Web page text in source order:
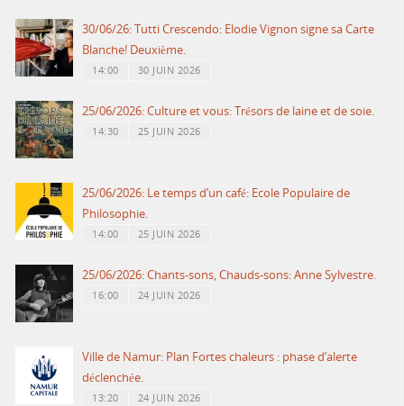
30/06/26: Tutti Crescendo: Elodie Vignon signe sa Carte
Blanche! Deuxième.
14:00 30 JUIN 2026
25/06/2026: Culture et vous: Trésors de laine et de soie.
14:30 25 JUIN 2026
25/06/2026: Le temps d’un café: Ecole Populaire de
Philosophie.
14:00 25 JUIN 2026
25/06/2026: Chants-sons, Chauds-sons: Anne Sylvestre.
16:00 24 JUIN 2026
Ville de Namur: Plan Fortes chaleurs : phase d’alerte
déclenchée.
13:20 24 JUIN 2026